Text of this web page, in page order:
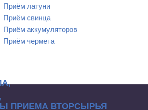
Приём латуни
Приём свинца
Приём аккумуляторов
Приём чермета
ПРИЕМА ВТОРСЫРЬЯ